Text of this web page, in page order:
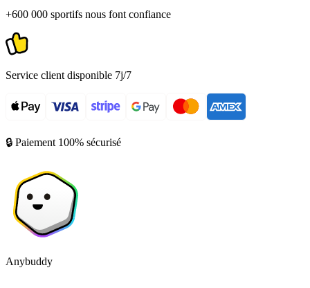
+600 000 sportifs nous font confiance
Service client disponible 7j/7
🔒 Paiement 100% sécurisé
Anybuddy